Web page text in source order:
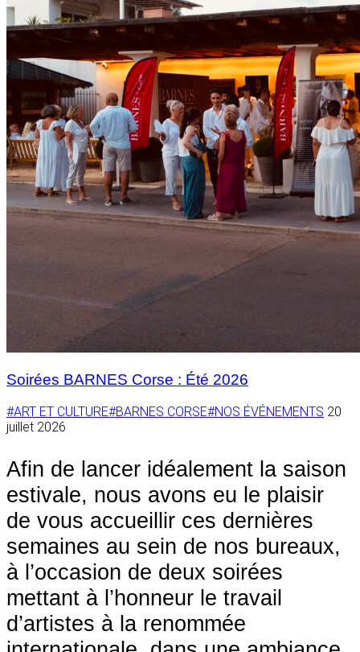
Soirées BARNES Corse : Été 2026
#ART ET CULTURE#BARNES CORSE#NOS ÉVÉNEMENTS 20
juillet 2026
Afin de lancer idéalement la saison
estivale, nous avons eu le plaisir
de vous accueillir ces dernières
semaines au sein de nos bureaux,
à l’occasion de deux soirées
mettant à l’honneur le travail
d’artistes à la renommée